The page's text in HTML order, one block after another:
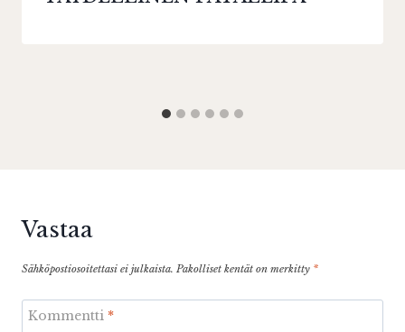
Vastaa
Sähköpostiosoitettasi ei julkaista. Pakolliset kentät on merkitty *
Kommentti *